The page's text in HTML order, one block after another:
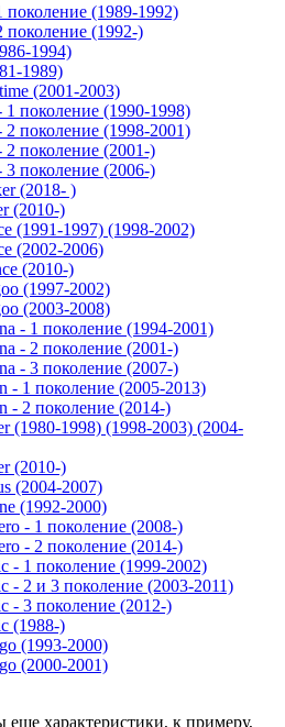
поколение (1989-1992)
поколение (1992-)
1994)
1989)
(2001-2003)
1 поколение (1990-1998)
2 поколение (1998-2001)
2 поколение (2001-)
3 поколение (2006-)
(2018- )
(2010-)
(1991-1997) (1998-2002)
(2002-2006)
(2010-)
(1997-2002)
(2003-2008)
- 1 поколение (1994-2001)
- 2 поколение (2001-)
- 3 поколение (2007-)
- 1 поколение (2005-2013)
- 2 поколение (2014-)
(1980-1998) (1998-2003) (2004-
(2010-)
(2004-2007)
(1992-2000)
- 1 поколение (2008-)
- 2 поколение (2014-)
- 1 поколение (1999-2002)
- 2 и 3 поколение (2003-2011)
- 3 поколение (2012-)
(1988-)
(1993-2000)
(2000-2001)
еще характеристики, к примеру,